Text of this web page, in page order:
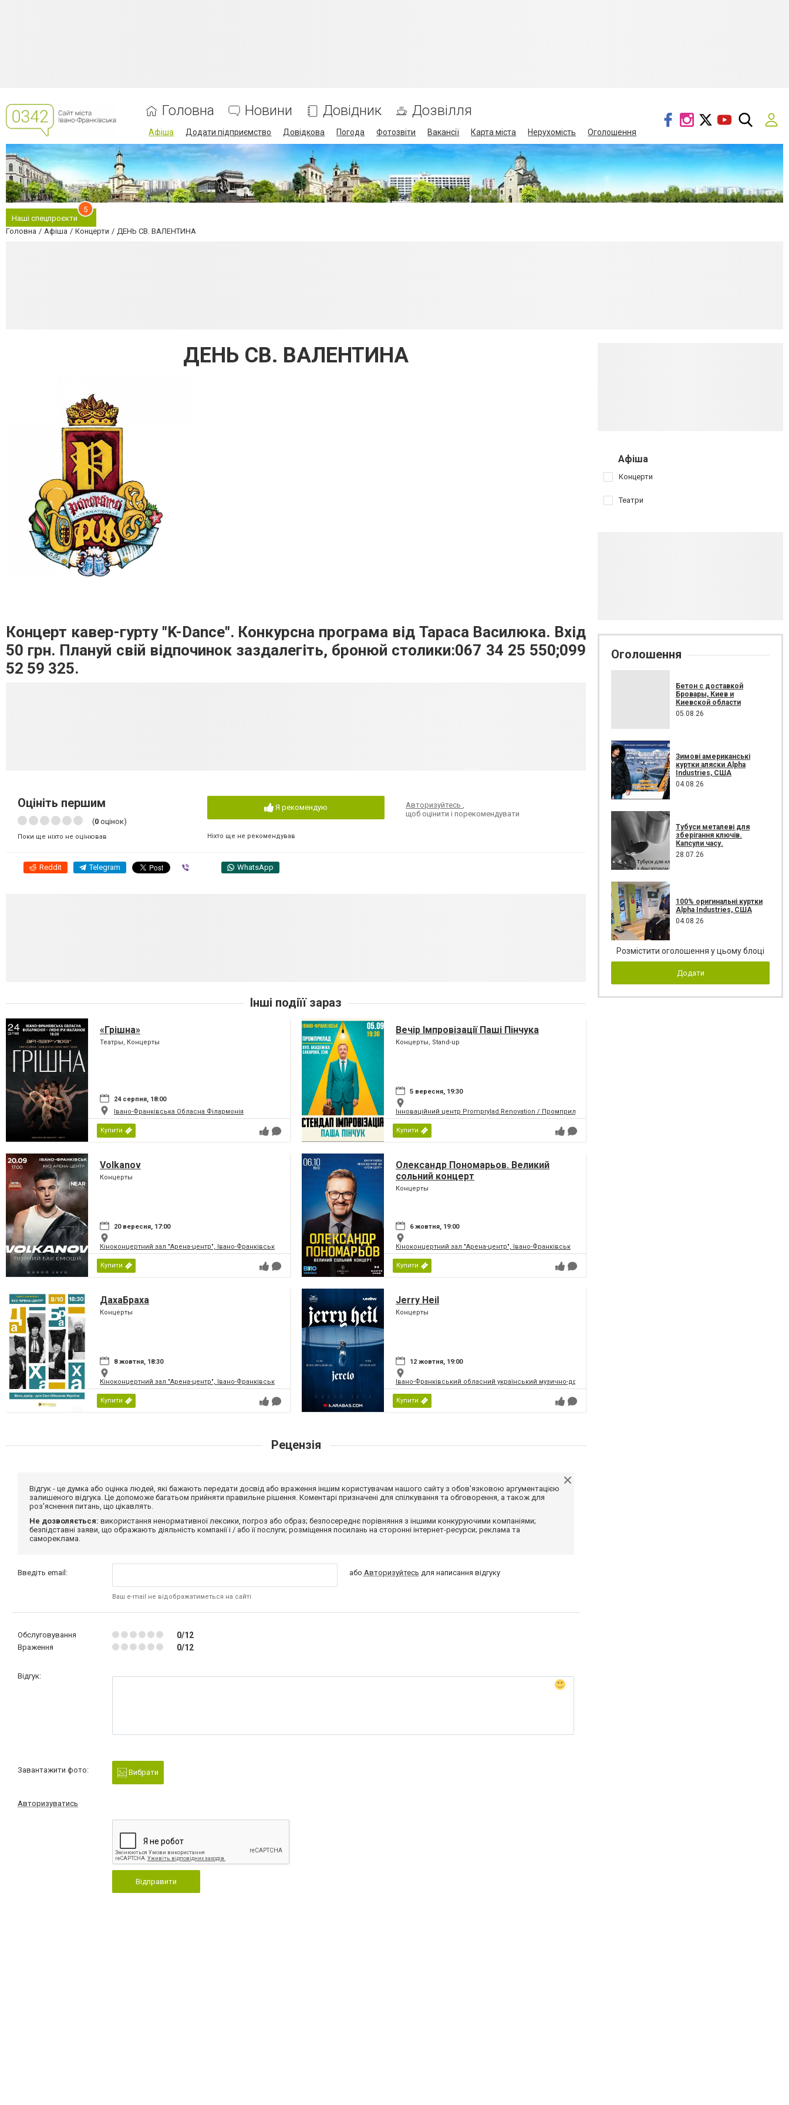
Головна Новини Довідник Дозвілля
Афіша Додати підприємство Довідкова Погода Фотозвіти Вакансії Карта міста Нерухомість Оголошення
Наші спецпроєкти
5
Головна Афіша Концерти ДЕНЬ СВ. ВАЛЕНТИНА
ДЕНЬ СВ. ВАЛЕНТИНА
Концерт кавер-гурту "K-Dance". Конкурсна програма від Тараса Василюка. Вхід
50 грн. Плануй свій відпочинок заздалегіть, бронюй столики:067 34 25 550;099
52 59 325.
Оцініть першим
(0 оцінок)
Поки ще ніхто не оцінював
Я рекомендую
Ніхто ще не рекомендував
Авторизуйтесь
щоб оцінити і порекомендувати
Reddit Telegram WhatsApp
Інші подіїї зараз
«Грішна»
Театры, Концерты
24 серпня, 18:00
Івано-Франківська Обласна Філармонія
Купити
Вечір Імпровізації Паші Пінчука
Концерты, Stand-up
5 вересня, 19:30
Інноваційний центр Promprylad.Renovation / Промприлад.Реновація
Купити
Volkanov
Концерты
20 вересня, 17:00
Кіноконцертний зал "Арена-центр", Івано-Франківськ
Купити
Олександр Пономарьов. Великий
сольний концерт
Концерты
6 жовтня, 19:00
Кіноконцертний зал "Арена-центр", Івано-Франківськ
Купити
ДахаБраха
Концерты
8 жовтня, 18:30
Кіноконцертний зал "Арена-центр", Івано-Франківськ
Купити
Jerry Heil
Концерты
12 жовтня, 19:00
Івано-Франківський обласний український музично-драматичний театр ім. І.Франка
Купити
Рецензія
Відгук - це думка або оцінка людей, які бажають передати досвід або враження іншим користувачам нашого сайту з обов'язковою аргументацією
залишеного відгука. Це допоможе багатьом прийняти правильне рішення. Коментарі призначені для спілкування та обговорення, а також для
роз'яснення питань, що цікавлять.
Не дозволяється: використання ненормативної лексики, погроз або образ; безпосереднє порівняння з іншими конкуруючими компаніями;
безпідставні заяви, що ображають діяльність компанії і / або її послуги; розміщення посилань на сторонні інтернет-ресурси; реклама та
самореклама.
Введіть email:
Ваш e-mail не відображатиметься на сайті
або Авторизуйтесь для написання відгуку
Обслуговування 0/12
Враження 0/12
Відгук:
Завантажити фото: Вибрати
Авторизуватись
Відправити
Афіша
Концерти
Театри
Оголошення
Бетон с доставкой
Бровары, Киев и
Киевской области
05.08.26
Зимові американські
куртки аляски Alpha
Industries, США
04.08.26
Тубуси металеві для
зберігання ключів.
Капсули часу.
28.07.26
100% оригинальні куртки
Alpha Industries, США
04.08.26
Розмістити оголошення у цьому блоці
Додати